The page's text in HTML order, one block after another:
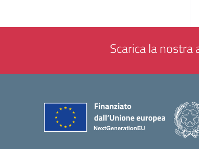
Scarica la nostra